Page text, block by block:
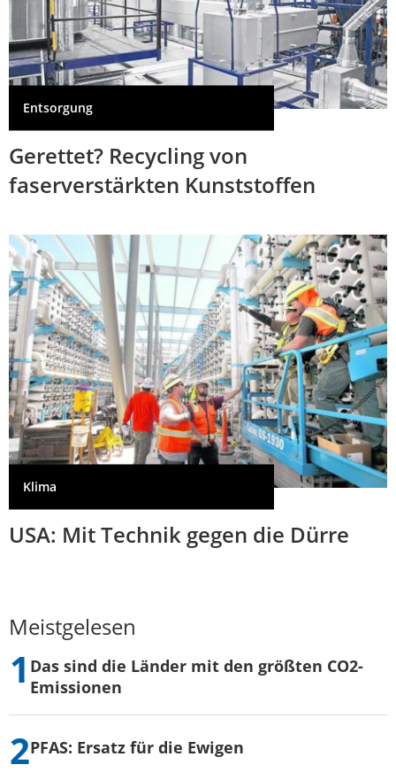
Entsorgung
Gerettet? Recycling von
faserverstärkten Kunststoffen
Klima
USA: Mit Technik gegen die Dürre
Meistgelesen
Das sind die Länder mit den größten CO2-
Emissionen
PFAS: Ersatz für die Ewigen